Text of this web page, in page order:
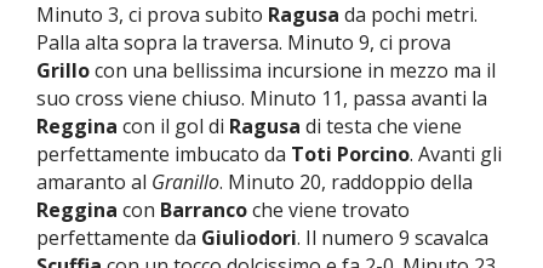
Minuto 3, ci prova subito Ragusa da pochi metri.
Palla alta sopra la traversa. Minuto 9, ci prova
Grillocon una bellissima incursione in mezzo ma il
suo cross viene chiuso. Minuto 11, passa avanti la
Reggina con il gol di Ragusa di testa che viene
perfettamente imbucato da Toti Porcino. Avanti gli
amaranto al Granillo. Minuto 20, raddoppio della
Reggina con Barrancoche viene trovato
perfettamente da Giuliodori. Il numero 9 scavalca